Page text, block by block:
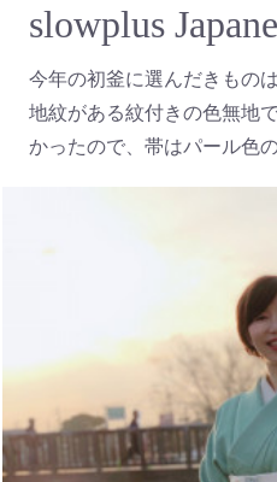
今年の初釜に選んだきもの
地紋がある紋付きの色無地
かったので、帯はパール色